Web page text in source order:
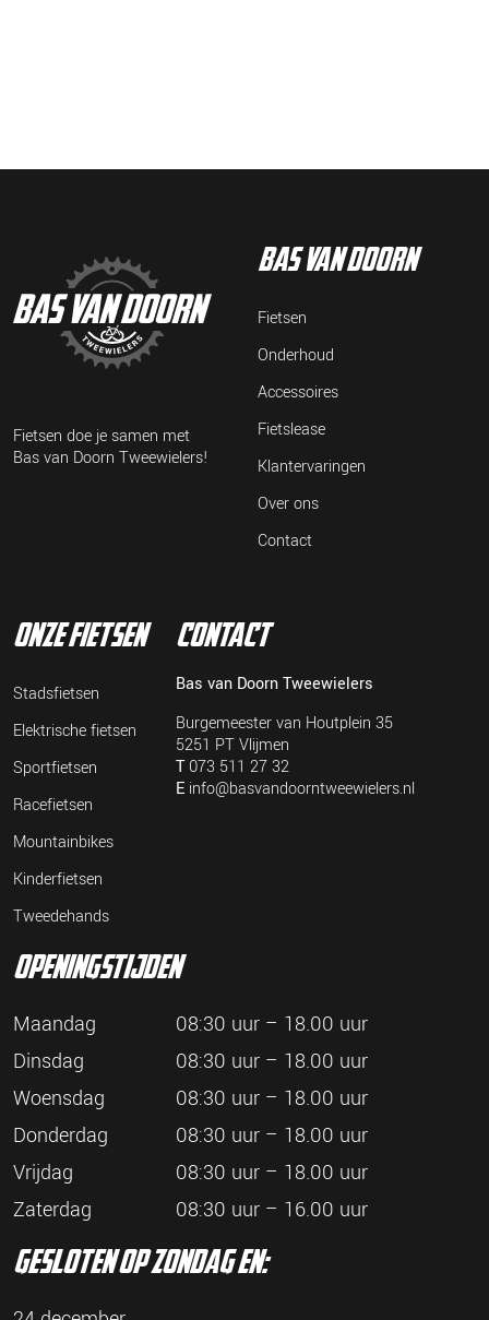
Fietsen doe je samen met
Bas van Doorn Tweewielers!
bas van doorn
Fietsen
Onderhoud
Accessoires
Fietslease
Klantervaringen
Over ons
Contact
onze fietsen
Stadsfietsen
Elektrische fietsen
Sportfietsen
Racefietsen
Mountainbikes
Kinderfietsen
Tweedehands
contact
Bas van Doorn Tweewielers
Burgemeester van Houtplein 35
5251 PT Vlijmen
T073 511 27 32
E info@basvandoorntweewielers.nl
openingstijden
Maandag
08:30 uur – 18.00 uur
Dinsdag
08:30 uur – 18.00 uur
Woensdag
08:30 uur – 18.00 uur
Donderdag
08:30 uur – 18.00 uur
Vrijdag
08:30 uur – 18.00 uur
Zaterdag
08:30 uur – 16.00 uur
gesloten op zondag en: